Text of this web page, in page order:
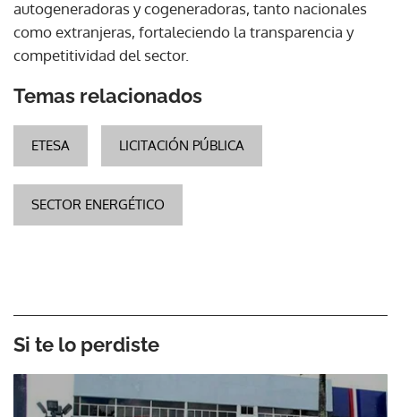
autogeneradoras y cogeneradoras, tanto nacionales
como extranjeras, fortaleciendo la transparencia y
competitividad del sector.
Temas relacionados
ETESA LICITACIÓN PÚBLICA
SECTOR ENERGÉTICO
Si te lo perdiste